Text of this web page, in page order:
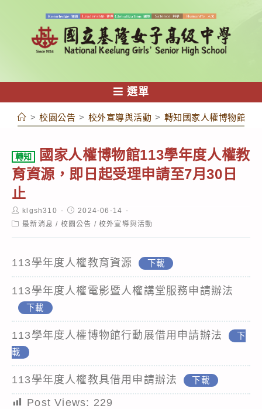
容
選單
> 校園公告 > 校外宣導與活動 > 轉知國家人權博物館
轉知
國家人權博物館113學年度人權教
育資源，即日起受理申請至7月30日
止
Post
author:
klgsh310
Post
published:
2024-06-14
Post最新消息 / 校園公告 / 校外宣導與活動
113學年度人權教育資源 下載
113學年度人權電影暨人權講堂服務申請辦法
下載
113學年度人權博物館行動展借用申請辦法
下
載
113學年度人權教具借用申請辦法 下載
Post Views: 229